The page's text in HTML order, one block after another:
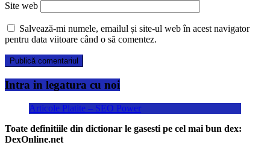
Site web
Salvează-mi numele, emailul și site-ul web în acest navigator
pentru data viitoare când o să comentez.
Intra in legatura cu noi
Articole Platite – SEO Power
Toate definitiile din dictionar le gasesti pe cel mai bun dex:
DexOnline.net